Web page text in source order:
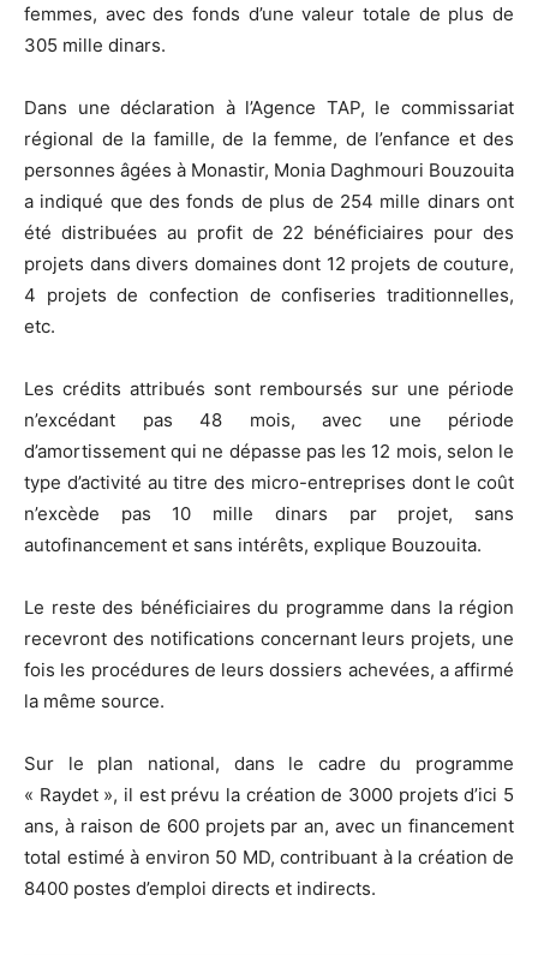
femmes, avec des fonds d’une valeur totale de plus de
305 mille dinars.
Dans une déclaration à l’Agence TAP, le commissariat
régional de la famille, de la femme, de l’enfance et des
personnes âgées à Monastir, Monia Daghmouri Bouzouita
a indiqué que des fonds de plus de 254 mille dinars ont
été distribuées au profit de 22 bénéficiaires pour des
projets dans divers domaines dont 12 projets de couture,
4 projets de confection de confiseries traditionnelles,
etc.
Les crédits attribués sont remboursés sur une période
n’excédant pas 48 mois, avec une période
d’amortissement qui ne dépasse pas les 12 mois, selon le
type d’activité au titre des micro-entreprises dont le coût
n’excède pas 10 mille dinars par projet, sans
autofinancement et sans intérêts, explique Bouzouita.
Le reste des bénéficiaires du programme dans la région
recevront des notifications concernant leurs projets, une
fois les procédures de leurs dossiers achevées, a affirmé
la même source.
Sur le plan national, dans le cadre du programme
« Raydet », il est prévu la création de 3000 projets d’ici 5
ans, à raison de 600 projets par an, avec un financement
total estimé à environ 50 MD, contribuant à la création de
8400 postes d’emploi directs et indirects.